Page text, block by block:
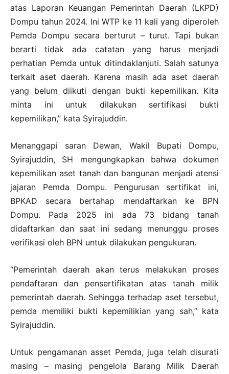
atas Laporan Keuangan Pemerintah Daerah (LKPD)
Dompu tahun 2024. Ini WTP ke 11 kali yang diperoleh
Pemda Dompu secara berturut – turut. Tapi bukan
berarti tidak ada catatan yang harus menjadi
perhatian Pemda untuk ditindaklanjuti. Salah satunya
terkait aset daerah. Karena masih ada aset daerah
yang belum diikuti dengan bukti kepemilikan. Kita
minta ini untuk dilakukan sertifikasi bukti
kepemilikan,” kata Syirajuddin.
Menanggapi saran Dewan, Wakil Bupati Dompu,
Syirajuddin, SH mengungkapkan bahwa dokumen
kepemilikan aset tanah dan bangunan menjadi atensi
jajaran Pemda Dompu. Pengurusan sertifikat ini,
BPKAD secara bertahap mendaftarkan ke BPN
Dompu. Pada 2025 ini ada 73 bidang tanah
didaftarkan dan saat ini sedang menunggu proses
verifikasi oleh BPN untuk dilakukan pengukuran.
“Pemerintah daerah akan terus melakukan proses
pendaftaran dan pensertifikatan atas tanah milik
pemerintah daerah. Sehingga terhadap aset tersebut,
pemda memiliki bukti kepemilikian yang sah,” kata
Syirajuddin.
Untuk pengamanan asset Pemda, juga telah disurati
masing – masing pengelola Barang Milik Daerah